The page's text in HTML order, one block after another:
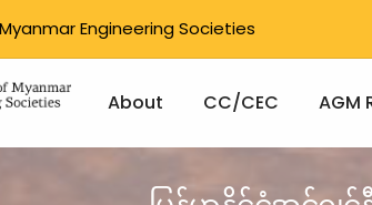
Engineering Societies
Main
About CC/CEC AGM